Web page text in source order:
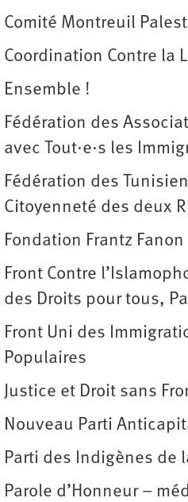
Comité Montreuil
Coordination Contre la
Ensemble !
Fédération des
avec Tout·e·s les
Fédération des
Citoyenneté des deux
Fondation Frantz Fanon
Front Contre
des Droits pour tous,
Front Uni des
Populaires
Justice et Droit sans
Nouveau Parti
Parti des Indigènes de
Parole d’Honneur –